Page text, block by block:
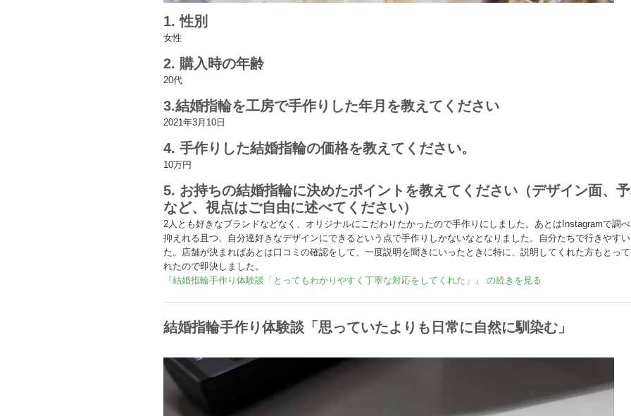
1. 性別
女性
2. 購入時の年齢
20代
3.結婚指輪を工房で手作りした年月を教えてください
2021年3月10日
4. 手作りした結婚指輪の価格を教えてください。
10万円
5. お持ちの結婚指輪に決めたポイントを教えてください（デザイン面、
など、視点はご自由に述べてください）
2人とも好きなブランドなどなく、オリジナルにこだわりたかったので手作りにしました。あとはInstagramで調
抑えれる且つ、自分達好きなデザインにできるという点で手作りしかないなとなりました。自分たちで行きやす
た。店舗が決まればあとは口コミの確認をして、一度説明を聞きにいったときに特に、説明してくれた方もとっ
れたので即決しました。
『結婚指輪手作り体験談「とってもわかりやすく丁寧な対応をしてくれた」』 の続きを見る
結婚指輪手作り体験談「思っていたよりも日常に自然に馴染む」